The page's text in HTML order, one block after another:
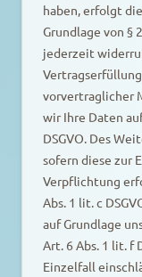
haben, erfolgt
Grundlage von §
jederzeit
vorvertraglicher
wir Ihre Daten
DSGVO. Des
sofern diese zur
Verpflichtung
Abs. 1 lit. c
auf Grundlage
Art. 6 Abs. 1 lit. f
Einzelfall